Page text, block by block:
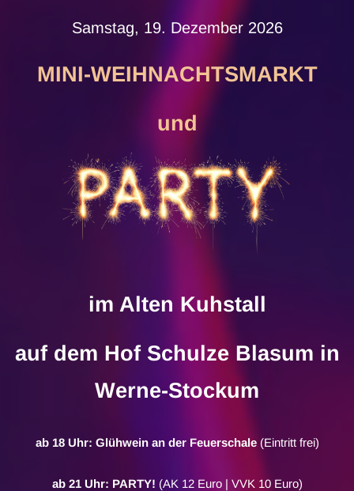
Samstag, 19. Dezember 2026
MINI-WEIHNACHTSMARKT
und
im Alten Kuhstall
auf dem Hof Schulze Blasum in
Werne-Stockum
ab 18 Uhr: Glühwein an der Feuerschale(Eintritt frei)
ab 21 Uhr: PARTY! (AK 12 Euro | VVK 10 Euro)